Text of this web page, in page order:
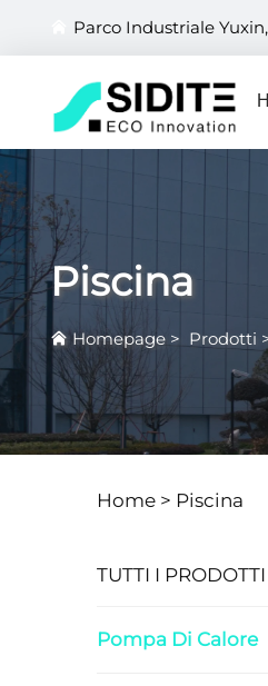
Parco Industriale
Piscina
Homepage > Prodotti
Home > Piscina
TUTTI I PRODOTTI
Pompa Di Calore